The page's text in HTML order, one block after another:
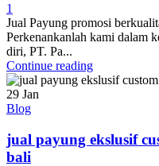
1
Jual Payung promosi
Perkenankanlah kami dalam
diri, PT. Pa...
Continue reading
29 Jan
Blog
jual payung ekslusif
bali